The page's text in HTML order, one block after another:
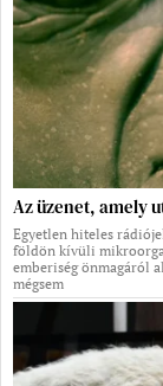
Az üzenet, amely
Egyetlen hiteles
földön kívüli
emberiség önmagáról
mégsem